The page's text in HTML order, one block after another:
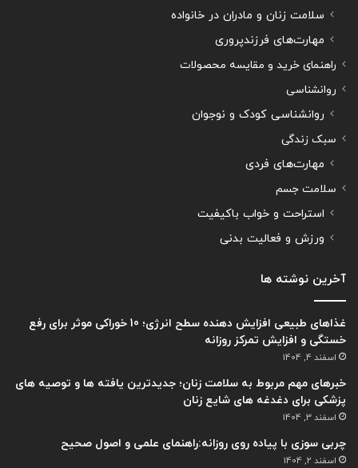
سلامت زنان و مادران در خانواده
مهارت‌های فرزندپروری
راهنمای خرید و مقایسه محصولات
روانشناسی
روانشناسی کودک و نوجوان
سبک زندگی
مهارت‌های فردی
سلامت جسم
استراحت و خواب باکیفیت
ورزش و فعالیت بدنی
آخرین نوشته ها
غذاهای طبیعی افزایش دهنده سطح انرژی؛ 10 خوراکی موثر برای رفع
خستگی و افزایش تمرکز روزانه
اسفند 4, 1404
خبرهای مهم مربوط به سلامت زنان؛ جدیدترین یافته ها و توصیه های
پزشکی برای دغدغه های شایع زنان
اسفند 3, 1404
چربی سوزی با پیاده روی روزانه:راهنمای علمی و اصول صحیح
اسفند 2, 1404